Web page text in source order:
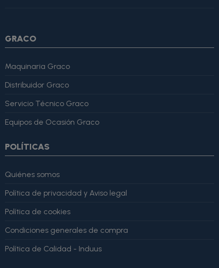
GRACO
Maquinaria Graco
Distribuidor Graco
Servicio Técnico Graco
Equipos de Ocasión Graco
POLÍTICAS
Quiénes somos
Política de privacidad y Aviso legal
Política de cookies
Condiciones generales de compra
Política de Calidad - Induus